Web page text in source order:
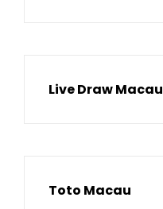
Live Draw Macau
Toto Macau